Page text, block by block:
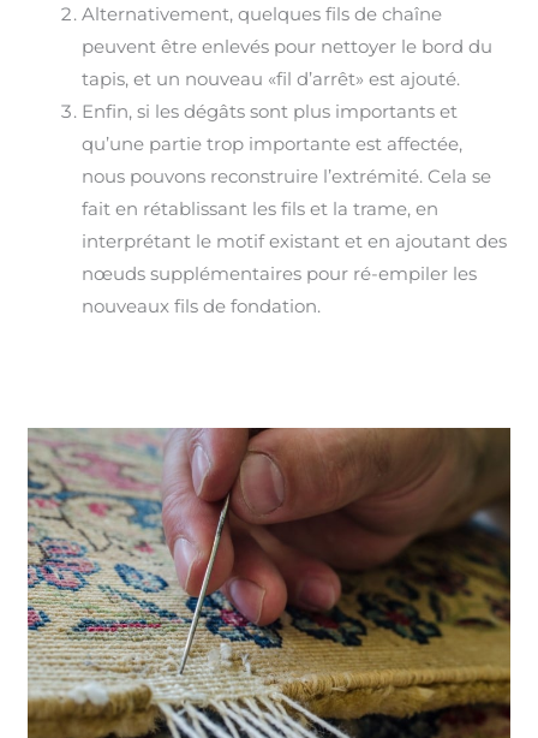
Alternativement, quelques fils de chaîne
peuvent être enlevés pour nettoyer le bord du
tapis, et un nouveau «fil d’arrêt» est ajouté.
Enfin, si les dégâts sont plus importants et
qu’une partie trop importante est affectée,
nous pouvons reconstruire l’extrémité. Cela se
fait en rétablissant les fils et la trame, en
interprétant le motif existant et en ajoutant des
nœuds supplémentaires pour ré-empiler les
nouveaux fils de fondation.